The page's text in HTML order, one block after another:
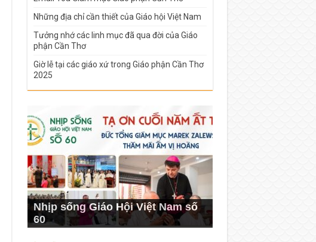
Những địa chỉ cần thiết của Giáo hội Việt Nam
Tưởng nhớ các linh mục đã qua đời của Giáo
phận Cần Thơ
Giờ lễ tại các giáo xứ trong Giáo phận Cần Thơ
2025
Nhịp sống Giáo Hội Việt Nam số
60